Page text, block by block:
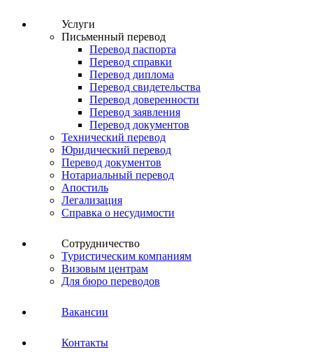
Услуги
Письменный перевод
Перевод паспорта
Перевод справки
Перевод диплома
Перевод свидетельства
Перевод доверенности
Перевод заявления
Перевод документов
Технический перевод
Юридический перевод
Перевод документов
Нотариальный перевод
Апостиль
Легализация
Справка о несудимости
Сотрудничество
Туристическим компаниям
Визовым центрам
Для бюро переводов
Вакансии
Контакты